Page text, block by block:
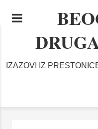
IZAZOVI IZ